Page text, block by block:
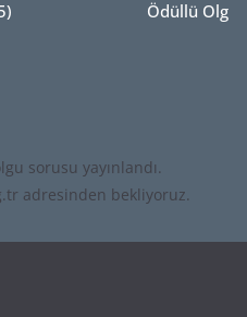
Ödüllü Olgu